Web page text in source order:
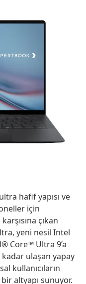
hafif yapısı ve
için
çıkan
yeni nesil Intel
Core™ Ultra 9’a
kadar ulaşan yapay
kullanıcıların
altyapı sunuyor.